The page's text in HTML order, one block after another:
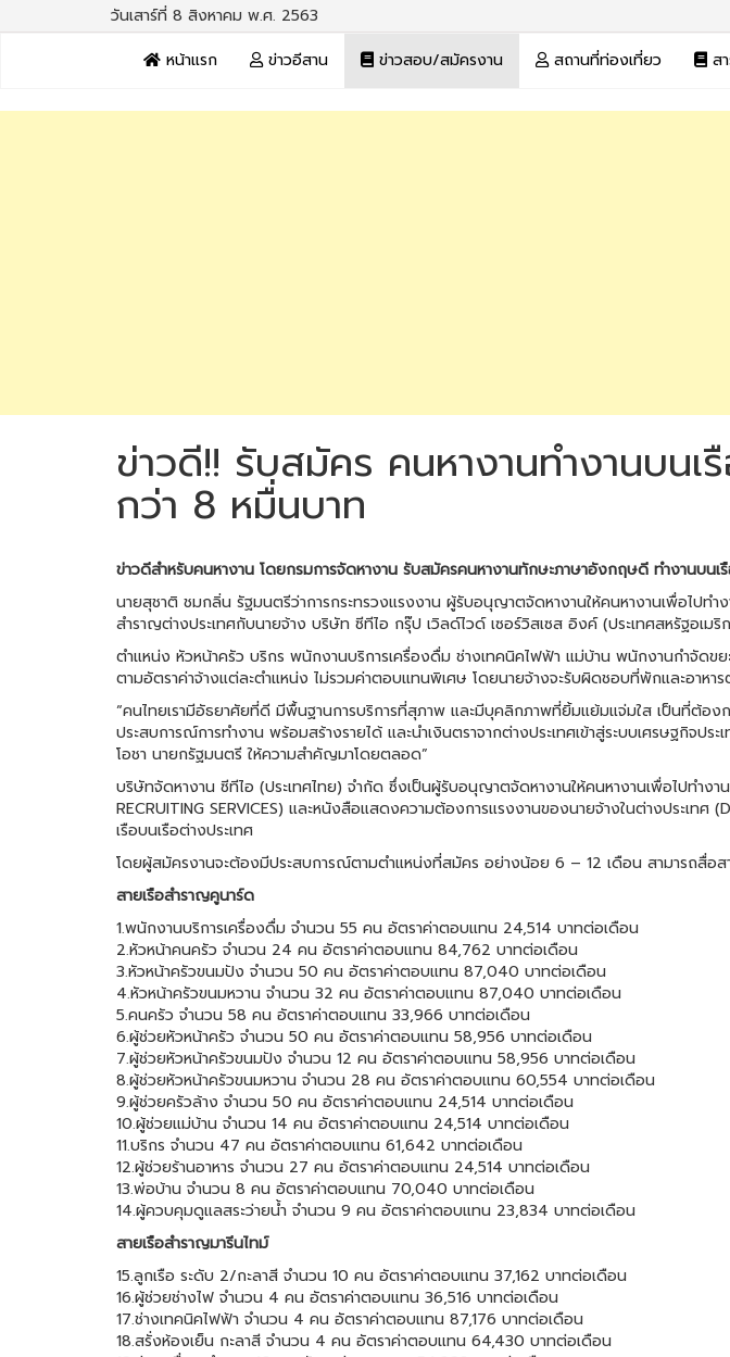
วันเสาร์ที่ 8 สิงหาคม พ.ศ. 2563
หน้าแรก
ข่าวอีสาน ข่าวสอบ/สมัครงาน สถานที่ท่องเที่ยว ส
ข่าวดี!! รับสมัคร คนหางานทำงานบน
กว่า 8 หมื่นบาท
ข่าวดีสำหรับคนหางาน โดยกรมการจัดหางาน รับสมัครคนหางานทักษะภาษาอังกฤษดี ทำงานบน
นายสุชาติ ชมกลิ่น รัฐมนตรีว่าการกระทรวงแรงงาน ผู้รับอนุญาตจัดหางานให้คนหางานเพื่อไปท
สำราญต่างประเทศกับนายจ้าง บริษัท ซีทีไอ กรุ๊ป เวิลด์ไวด์ เซอร์วิสเซส อิงค์ (ประเทศสหรัฐอเ
ตำแหน่ง หัวหน้าครัว บริกร พนักงานบริการเครื่องดื่ม ช่างเทคนิคไฟฟ้า แม่บ้าน พนักงานกำจัดข
ตามอัตราค่าจ้างแต่ละตำแหน่ง ไม่รวมค่าตอบแทนพิเศษ โดยนายจ้างจะรับผิดชอบที่พักและอาห
“คนไทยเรามีอัธยาศัยที่ดี มีพื้นฐานการบริการที่สุภาพ และมีบุคลิกภาพที่ยิ้มแย้มแจ่มใส เป็นที่ต้อง
ประสบการณ์การทำงาน พร้อมสร้างรายได้ และนำเงินตราจากต่างประเทศเข้าสู่ระบบเศรษฐกิจป
โอชา นายกรัฐมนตรี ให้ความสำคัญมาโดยตลอด”
บริษัทจัดหางาน ซีทีไอ (ประเทศไทย) จำกัด ซึ่งเป็นผู้รับอนุญาตจัดหางานให้คนหางานเพื่อไปทำง
RECRUITING SERVICES) และหนังสือแสดงความต้องการแรงงานของนายจ้างในต่างประเท
เรือบนเรือต่างประเทศ
โดยผู้สมัครงานจะต้องมีประสบการณ์ตามตำแหน่งที่สมัคร อย่างน้อย 6 – 12 เดือน สามารถสื่อ
สายเรือสำราญคูนาร์ด
1.พนักงานบริการเครื่องดื่ม จำนวน 55 คน อัตราค่าตอบแทน 24,514 บาทต่อเดือน
2.หัวหน้าคนครัว จำนวน 24 คน อัตราค่าตอบแทน 84,762 บาทต่อเดือน
3.หัวหน้าครัวขนมปัง จำนวน 50 คน อัตราค่าตอบแทน 87,040 บาทต่อเดือน
4.หัวหน้าครัวขนมหวาน จำนวน 32 คน อัตราค่าตอบแทน 87,040 บาทต่อเดือน
5.คนครัว จำนวน 58 คน อัตราค่าตอบแทน 33,966 บาทต่อเดือน
6.ผู้ช่วยหัวหน้าครัว จำนวน 50 คน อัตราค่าตอบแทน 58,956 บาทต่อเดือน
7.ผู้ช่วยหัวหน้าครัวขนมปัง จำนวน 12 คน อัตราค่าตอบแทน 58,956 บาทต่อเดือน
8.ผู้ช่วยหัวหน้าครัวขนมหวาน จำนวน 28 คน อัตราค่าตอบแทน 60,554 บาทต่อเดือน
9.ผู้ช่วยครัวล้าง จำนวน 50 คน อัตราค่าตอบแทน 24,514 บาทต่อเดือน
10.ผู้ช่วยแม่บ้าน จำนวน 14 คน อัตราค่าตอบแทน 24,514 บาทต่อเดือน
11.บริกร จำนวน 47 คน อัตราค่าตอบแทน 61,642 บาทต่อเดือน
12.ผู้ช่วยร้านอาหาร จำนวน 27 คน อัตราค่าตอบแทน 24,514 บาทต่อเดือน
13.พ่อบ้าน จำนวน 8 คน อัตราค่าตอบแทน 70,040 บาทต่อเดือน
14.ผู้ควบคุมดูแลสระว่ายน้ำ จำนวน 9 คน อัตราค่าตอบแทน 23,834 บาทต่อเดือน
สายเรือสำราญมารีนไทม์
15.ลูกเรือ ระดับ 2/กะลาสี จำนวน 10 คน อัตราค่าตอบแทน 37,162 บาทต่อเดือน
16.ผู้ช่วยช่างไฟ จำนวน 4 คน อัตราค่าตอบแทน 36,516 บาทต่อเดือน
17.ช่างเทคนิคไฟฟ้า จำนวน 4 คน อัตราค่าตอบแทน 87,176 บาทต่อเดือน
18.สรั่งห้องเย็น กะลาสี จำนวน 4 คน อัตราค่าตอบแทน 64,430 บาทต่อเดือน